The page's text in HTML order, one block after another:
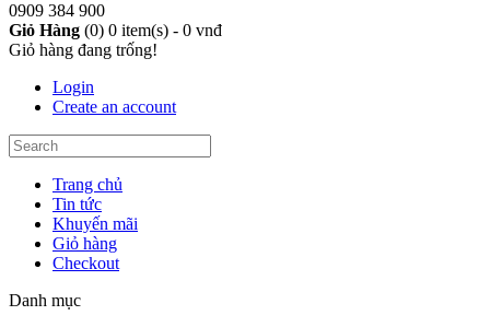
0909 384 900
Giỏ Hàng (0) 0 item(s) - 0 vnđ
Giỏ hàng đang trống!
Login
Create an account
Trang chủ
Tin tức
Khuyến mãi
Giỏ hàng
Checkout
Danh mục